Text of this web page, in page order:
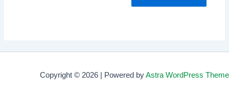
Copyright © 2026 | Powered byAstra WordPress Theme